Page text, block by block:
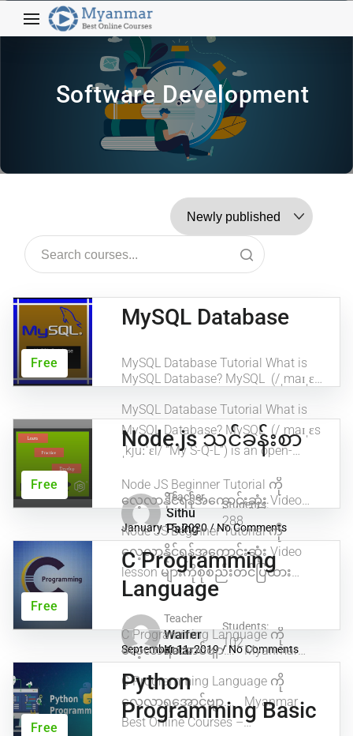
Software Development
Free
MySQL Database
January 15, 2020/No Comments
MySQL Database Tutorial What is
MySQL Database? MySQL (/ˌmaɪˌɛs
source relational database
management system (RDBMS). Its
name is a combination of “My”, the
name of co-founder Michael
Widenius’s daughter, and “SQL”, the
abbreviation for Structured Query
Language. Database ဆိုတာကတော့
ဒေတာများကိုစနစ်တကျစုစည်းထား
ခြင်းဖြစ်သည်။ ကွန်ပျူတာဒေတာဘေ့
စ်တွင်သိမ်းဆည်းထားသော
အချက်အလက်များထပ်မံထည့်သွင်း
ရန်၊ MySQL ဆာဗာကဲ့သို့သောဒေတာ
ဘေ့စ်စီမံခန့်ခွဲမှုစနစ်လိုအပ်သည်။
ကွန်ပျူတာများသည်အချက်အလက်
အမြောက်အများကိုကိုင်တွယ်ရာတွင်
အလွန်ကောင်းမွန်သောကြောင့်ဒေတာ
ဘေ့စ်စီမံခန့်ခွဲမှုစနစ်များသည်
ကွန်ပျူတာအတွက်သီးခြား
အသုံးအဆောင်များသို့မဟုတ်အခြား
အသုံးချပရိုဂရမ်များ၏အစိတ်အပိုင်း
များဖြစ်သည်။ မြန်မာဘာသာဖြင့်
MySQL Database Tutorial What is
MySQL Database? MySQL (/ˌmaɪˌɛs
ˌkjuːˈɛl/ “My S-Q-L”) is an open-
management system (RDBMS). Its
name is a combination of “My”, the
name of co-founder Michael
Widenius’s daughter, and “SQL”, the
abbreviation for Structured Query
Language. Many men experience
challenges in their intimate lives
that can be both stressful and...
Teacher
Sithu
Paing
Students:
288
Free
Node.js သင်ခန်းစာ
September 11, 2019/No Comments
Node JS Beginner Tutorial ကို
လေ့လာနိုင်ရန်အကောင်းဆုံး Video
lesson များကိုစုစည်းတင်ပြထား
ပါသည်။ Node is an open source,
cross-platform runtime environment
for developing server-side and
networking applications. Node JS
Beginner Tutorial ၏ သင်ခန်စား
များသည် မြန်မာဘာသာဖြင့် သင်ကြား
ပေးထားပါသည်။ How does
JavaScript runtime work JavaScript
က နေရာတိုင်းမှာ သုံးလာတယ်
အသုံးဝင်လာတယ်။ Backend မှာ
Node.js , front end ဘက်မှာ Angular,
React, Mobile ဘက်မှာ React Native,
Ionic...
Node JS Beginner Tutorial ကို
လေ့လာနိုင်ရန်အကောင်းဆုံး Video
lesson များကိုစုစည်းတင်ပြထား
ပါသည်။ Node is an open source,
cross-platform runtime environment
for developing server-side and
networking applications. Node JS
Beginner Tutorial ၏ သင်ခန်စား
များသည် မြန်မာဘာသာဖြင့် သင်ကြား
ပေးထားပါသည်။ How does
Teacher
Waifer
Kolar
Students:
102
Free
C Programming
Language
C Programming Language ကို
လေ့လာရအောင်ဗျာ…. Myanmar
Best Online Courses –
MyanmarBOC
C Programming Language ကို
လေ့လာရအောင်ဗျာ…. Myanmar
Best Online Courses –
Free
Python
Programming Basic